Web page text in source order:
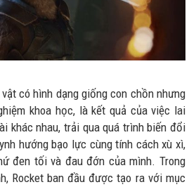
có hình dạng giống con chồn nhưng
khoa học, là kết quả của việc lai
khác nhau, trải qua quá trình biến đổi
hướng bạo lực cùng tính cách xù xì,
đen tối và đau đớn của mình. Trong
Rocket ban đầu được tạo ra với mục